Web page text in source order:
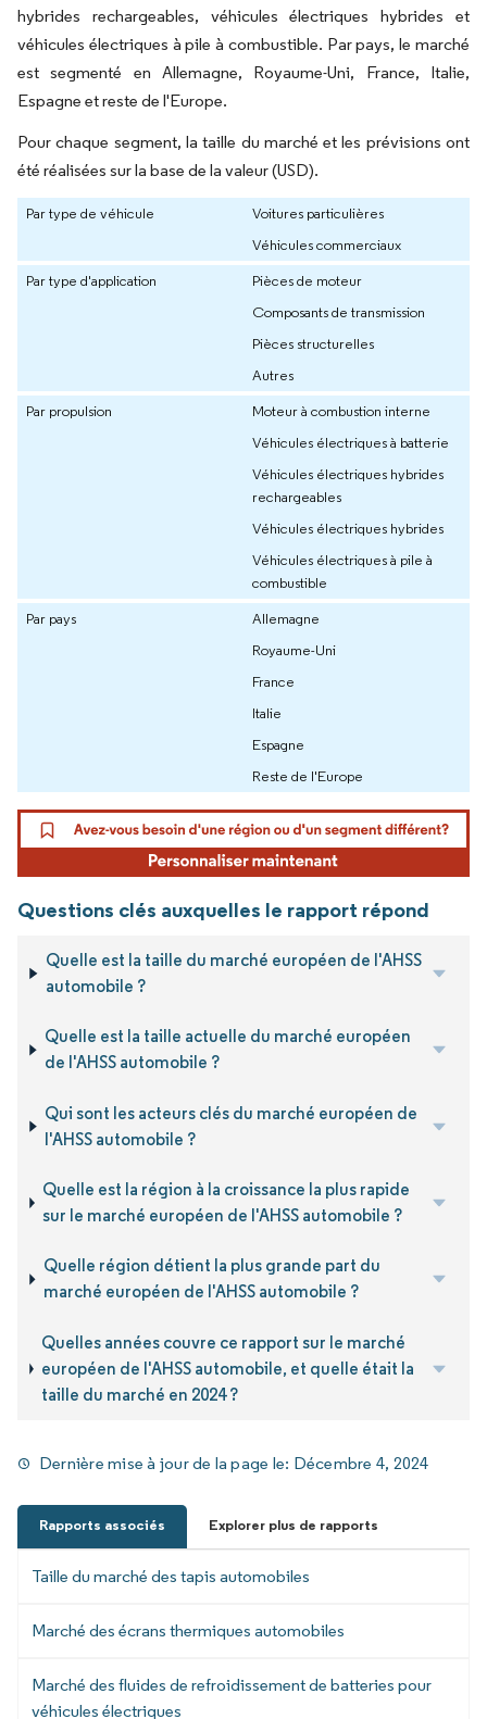
hybrides rechargeables, véhicules électriques hybrides et
véhicules électriques à pile à combustible. Par pays, le marché
est segmenté en Allemagne, Royaume-Uni, France, Italie,
Espagne et reste de l'Europe.
Pour chaque segment, la taille du marché et les prévisions ont
été réalisées sur la base de la valeur (USD).
Par type de véhicule
Voitures particulières
Véhicules commerciaux
Par type d'application
Pièces de moteur
Composants de transmission
Pièces structurelles
Autres
Par propulsion
Moteur à combustion interne
Véhicules électriques à batterie
Véhicules électriques hybrides
rechargeables
Véhicules électriques hybrides
Véhicules électriques à pile à
combustible
Par pays
Allemagne
Royaume-Uni
France
Italie
Espagne
Reste de l'Europe
Questions clés auxquelles le rapport répond
Quelle est la taille du marché européen de l'AHSS
automobile ?
Quelle est la taille actuelle du marché européen
de l'AHSS automobile ?
Qui sont les acteurs clés du marché européen de
l'AHSS automobile ?
Quelle est la région à la croissance la plus rapide
sur le marché européen de l'AHSS automobile ?
Quelle région détient la plus grande part du
marché européen de l'AHSS automobile ?
Quelles années couvre ce rapport sur le marché
européen de l'AHSS automobile, et quelle était la
taille du marché en 2024 ?
Dernière mise à jour de la page le: Décembre 4, 2024
Rapports associés Explorer plus de rapports
Taille du marché des tapis automobiles
Marché des écrans thermiques automobiles
Marché des fluides de refroidissement de batteries pour
véhicules électriques